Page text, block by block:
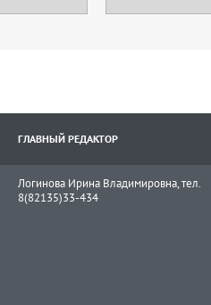
ГЛАВНЫЙ РЕДАКТОР
Логинова Ирина Владимировна, тел.
8(82135)33-434